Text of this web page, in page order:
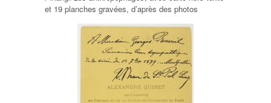
et 19 planches gravées, d’après des photos